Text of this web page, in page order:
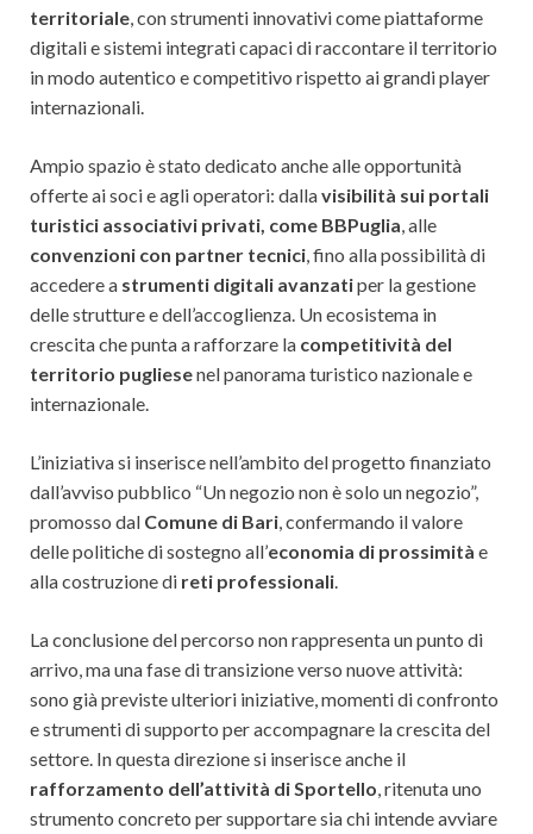
territoriale, con strumenti innovativi come piattaforme
digitali e sistemi integrati capaci di raccontare il territorio
in modo autentico e competitivo rispetto ai grandi player
internazionali.
Ampio spazio è stato dedicato anche alle opportunità
offerte ai soci e agli operatori: dallavisibilità sui portali
turistici associativi privati, come BBPuglia, alle
convenzioni con partner tecnici, fino alla possibilità di
accedere a strumenti digitali avanzatiper la gestione
delle strutture e dell’accoglienza. Un ecosistema in
crescita che punta a rafforzare la competitività del
territorio pugliesenel panorama turistico nazionale e
internazionale.
L’iniziativa si inserisce nell’ambito del progetto finanziato
dall’avviso pubblico “Un negozio non è solo un negozio”,
promosso dal Comune di Bari, confermando il valore
delle politiche di sostegno all’economia di prossimità e
alla costruzione di reti professionali.
La conclusione del percorso non rappresenta un punto di
arrivo, ma una fase di transizione verso nuove attività:
sono già previste ulteriori iniziative, momenti di confronto
e strumenti di supporto per accompagnare la crescita del
settore. In questa direzione si inserisce anche il
rafforzamento dell’attività di Sportello, ritenuta uno
strumento concreto per supportare sia chi intende avviare